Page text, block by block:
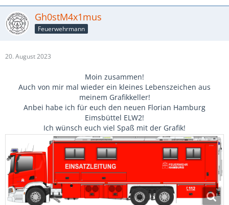
Gh0stM4x1mus
Feuerwehrmann
20. August 2023
Moin zusammen!
Auch von mir mal wieder ein kleines Lebenszeichen aus
meinem Grafikkeller!
Anbei habe ich für euch den neuen Florian Hamburg
Eimsbüttel ELW2!
Ich wünsch euch viel Spaß mit der Grafik!